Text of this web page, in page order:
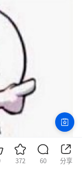
372 60 分享